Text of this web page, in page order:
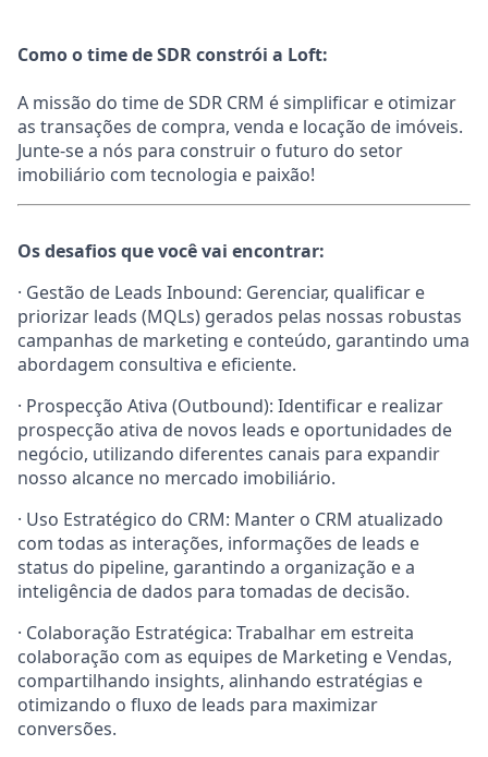
Como o time de SDR constrói a Loft:
A missão do time de SDR CRM é simplificar e otimizar
as transações de compra, venda e locação de imóveis.
Junte-se a nós para construir o futuro do setor
imobiliário com tecnologia e paixão!
Os desafios que você vai encontrar:
· Gestão de Leads Inbound: Gerenciar, qualificar e
priorizar leads (MQLs) gerados pelas nossas robustas
campanhas de marketing e conteúdo, garantindo uma
abordagem consultiva e eficiente.
· Prospecção Ativa (Outbound): Identificar e realizar
prospecção ativa de novos leads e oportunidades de
negócio, utilizando diferentes canais para expandir
nosso alcance no mercado imobiliário.
· Uso Estratégico do CRM: Manter o CRM atualizado
com todas as interações, informações de leads e
status do pipeline, garantindo a organização e a
inteligência de dados para tomadas de decisão.
· Colaboração Estratégica: Trabalhar em estreita
colaboração com as equipes de Marketing e Vendas,
compartilhando insights, alinhando estratégias e
otimizando o fluxo de leads para maximizar
conversões.